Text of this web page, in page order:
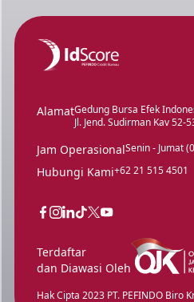
AlamatGedung Bursa Efek
Jl. Jend. Sudirman Kav 52-
Jam OperasionalSenin - Jumat
Hubungi Kami+62 21 515 4501
Terdaftar
dan Diawasi Oleh
Hak Cipta 2023 PT. PEFINDO Biro